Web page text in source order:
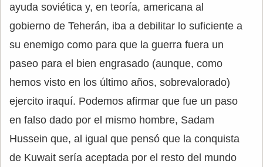
ayuda soviética y, en teoría, americana al
gobierno de Teherán, iba a debilitar lo suficiente a
su enemigo como para que la guerra fuera un
paseo para el bien engrasado (aunque, como
hemos visto en los último años, sobrevalorado)
ejercito iraquí. Podemos afirmar que fue un paso
en falso dado por el mismo hombre, Sadam
Hussein que, al igual que pensó que la conquista
de Kuwait sería aceptada por el resto del mundo